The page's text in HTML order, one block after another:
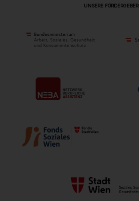
UNSERE FÖRDERGEBER